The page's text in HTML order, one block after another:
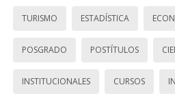
TURISMO ESTADÍSTICA
POSGRADO POSTÍTULOS
INSTITUCIONALES CURSOS